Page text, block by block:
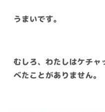
うまいです。
むしろ、わたしはケチャ
べたことがありません。